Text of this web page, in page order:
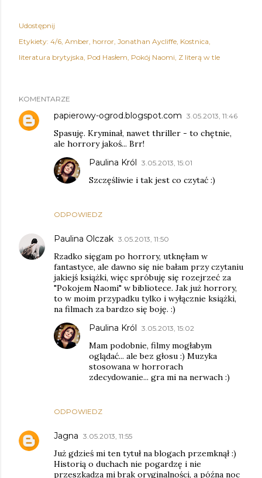
Udostępnij
Etykiety: 4/6 Amber horror Jonathan Aycliffe Kostnica
literatura brytyjska Pod Hasłem Pokój Naomi Z literą w tle
KOMENTARZE
papierowy-ogrod.blogspot.com 3.05.2013, 11:46
Spasuję. Kryminał, nawet thriller - to chętnie,
ale horrory jakoś... Brr!
ODPOWIEDZ
Paulina Król 3.05.2013, 15:01
Szczęśliwie i tak jest co czytać :)
Paulina Olczak 3.05.2013, 11:50
Rzadko sięgam po horrory, utknęłam w
fantastyce, ale dawno się nie bałam przy czytaniu
jakiejś książki, więc spróbuję się rozejrzeć za
"Pokojem Naomi" w bibliotece. Jak już horrory,
to w moim przypadku tylko i wyłącznie książki,
na filmach za bardzo się boję. :)
ODPOWIEDZ
Paulina Król 3.05.2013, 15:02
Mam podobnie, filmy mogłabym
oglądać... ale bez głosu :) Muzyka
stosowana w horrorach
zdecydowanie... gra mi na nerwach :)
Jagna 3.05.2013, 11:55
Już gdzieś mi ten tytuł na blogach przemknął :)
Historią o duchach nie pogardzę i nie
przeszkadza mi brak oryginalności, a późna noc